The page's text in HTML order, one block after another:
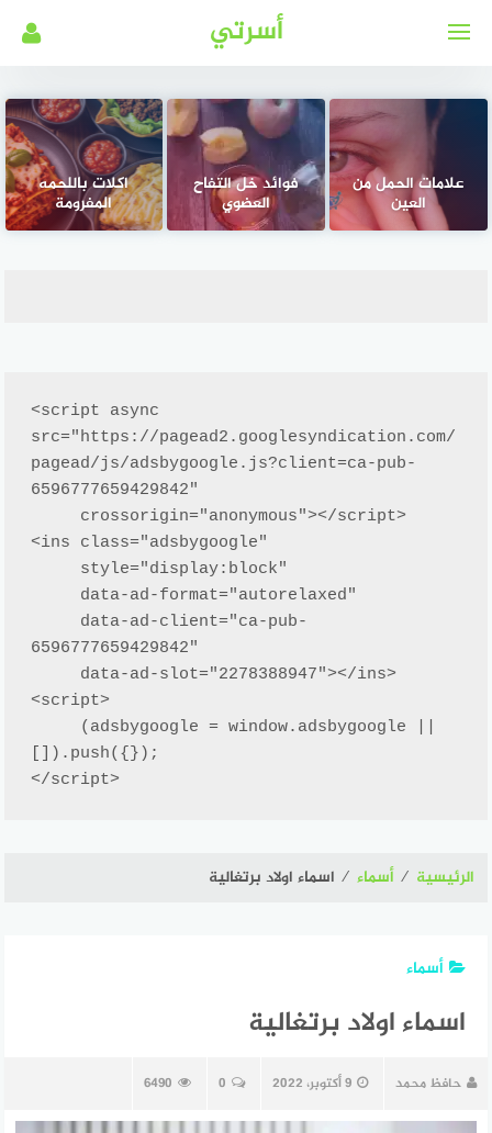
أسرتي
علامات الحمل من
العين
فوائد خل التفاح
العضوي
اكلات باللحمه
المفرومة
<script async
src="https://pagead2.googlesyndication.com/
pagead/js/adsbygoogle.js?client=ca-pub-
6596777659429842"
<ins class="adsbygoogle"
6596777659429842"
<script>
[]).push({});
</script>
الرئيسية ⁄ أسماء ⁄ اسماء اولاد برتغالية
أسماء
اسماء اولاد برتغالية
حافظ محمد 9 أكتوبر، 2022 0
6490